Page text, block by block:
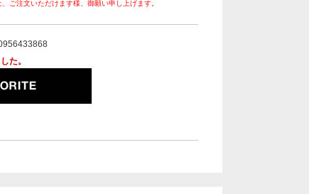
ご注文いただけます様、御願い申し上げます。
た。